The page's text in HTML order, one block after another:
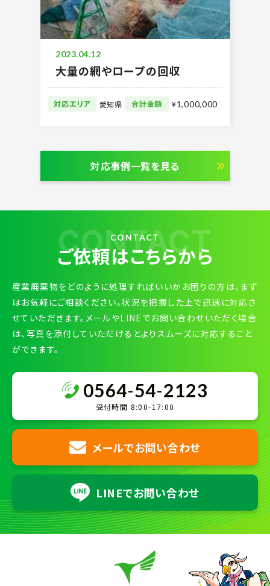
2023.04.12
大量の網やロープの回収
対応エリア 愛知県 合計金額 ¥1,000,000
対応事例一覧を見る
CONTACT
CONTACT
ご依頼はこちらから
産業廃棄物をどのように処理すればいいかお困りの方は、まず
はお気軽にご相談ください。状況を把握した上で迅速に対応さ
せていただきます。メールやLINEでお問い合わせいただく場合
は、写真を添付していただけるとよりスムーズに対応すること
ができます。
0564-54-2123
受付時間 8:00-17:00
メールでお問い合わせ
LINEでお問い合わせ